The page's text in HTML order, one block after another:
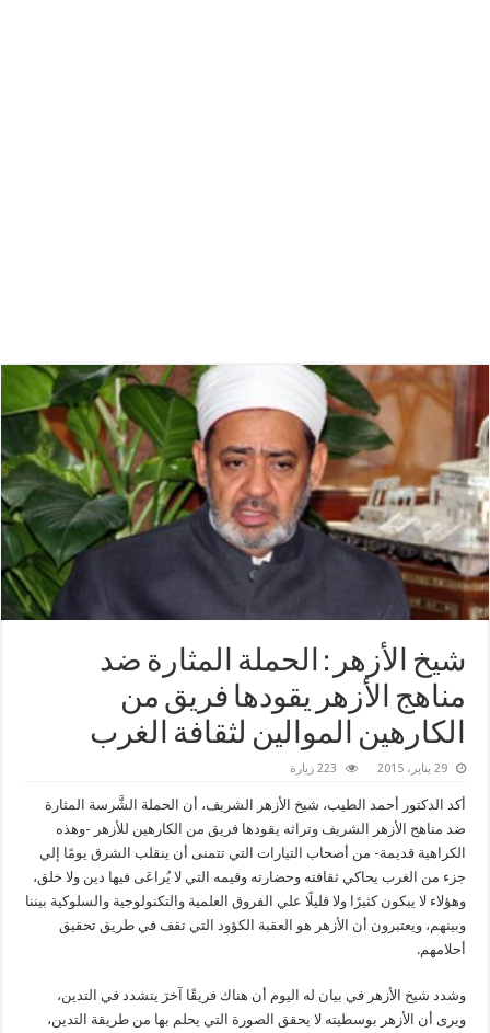
شيخ الأزهر : الحملة المثارة ضد
مناهج الأزهر يقودها فريق من
الكارهين الموالين لثقافة الغرب
29 يناير، 2015 223 زيارة
أكد الدكتور أحمد الطيب، شيخ الأزهر الشريف، أن الحملة الشَّرسة المثارة
ضد مناهج الأزهر الشريف وتراثه يقودها فريق من الكارهين للأزهر -وهذه
الكراهية قديمة- من أصحاب التيارات التي تتمنى أن ينقلب الشرق يومًا إلي
جزء من الغرب يحاكي ثقافته وحضارته وقيمه التي لا يُراعَى فيها دين ولا خلق،
وهؤلاء لا يبكون كثيرًا ولا قليلًا علي الفروق العلمية والتكنولوجية والسلوكية بيننا
وبينهم، ويعتبرون أن الأزهر هو العقبة الكؤود التي تقف في طريق تحقيق
أحلامهم.
وشدد شيخ الأزهر في بيان له اليوم أن هناك فريقًا آخرَ يتشدد في التدين،
ويرى أن الأزهر بوسطيته لا يحقق الصورة التي يحلم بها من طريقة التدين،